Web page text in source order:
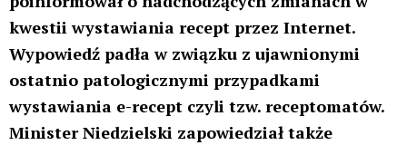
kwestii wystawiania recept przez Internet.
Wypowiedź padła w związku z ujawnionymi
ostatnio patologicznymi przypadkami
wystawiania e-recept czyli tzw. receptomatów.
Minister Niedzielski zapowiedział także